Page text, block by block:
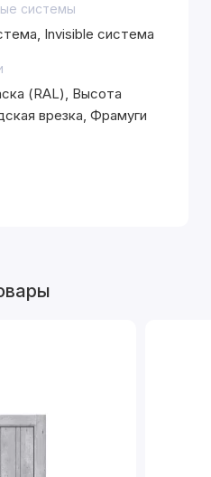
системы
Invisible система
(RAL), Высота
врезка, Фрамуги